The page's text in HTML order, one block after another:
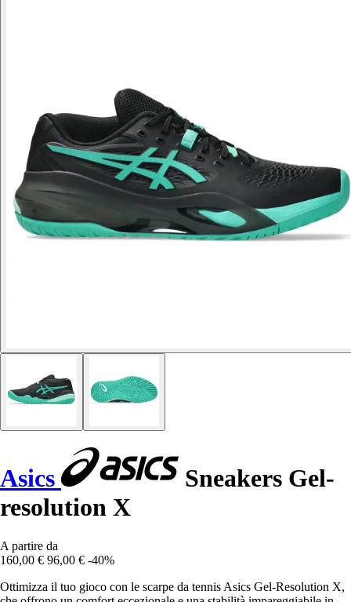
Asics
Sneakers Gel-
resolution X
A partire da
160,00 € 96,00 € -40%
Ottimizza il tuo gioco con le scarpe da tennis Asics Gel-Resolution X,